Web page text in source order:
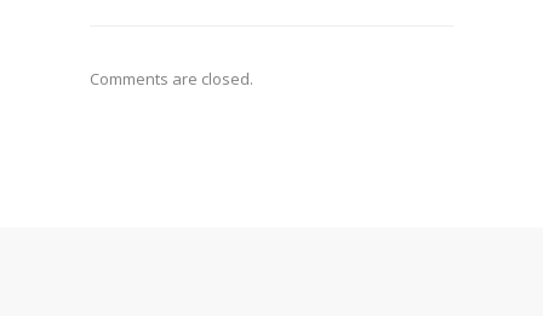
Comments are closed.